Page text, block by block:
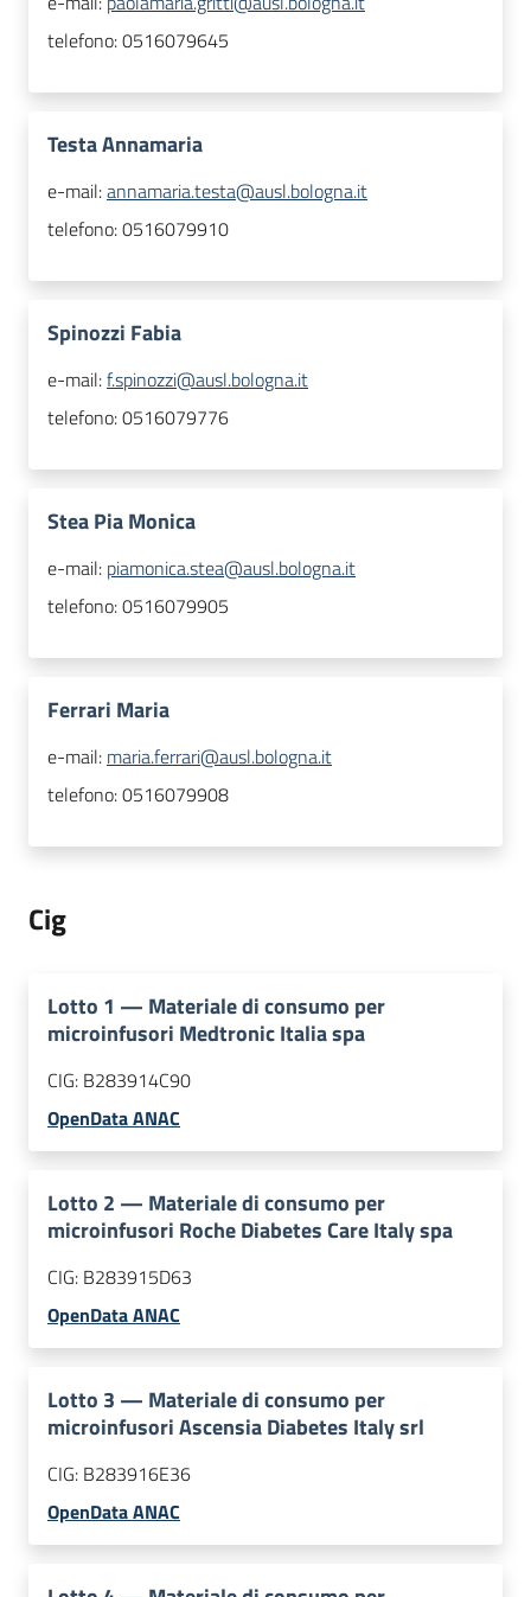
telefono:0516079645
Testa Annamaria
e-mail:annamaria.testa@ausl.bologna.it
telefono:0516079910
Spinozzi Fabia
e-mail:f.spinozzi@ausl.bologna.it
telefono:0516079776
Stea Pia Monica
e-mail: piamonica.stea@ausl.bologna.it
telefono:0516079905
Ferrari Maria
e-mail: maria.ferrari@ausl.bologna.it
telefono:0516079908
Cig
Lotto 1 — Materiale di consumo per
microinfusori Medtronic Italia spa
CIG: B283914C90
OpenData ANAC
Lotto 2 — Materiale di consumo per
microinfusori Roche Diabetes Care Italy spa
CIG: B283915D63
OpenData ANAC
Lotto 3 — Materiale di consumo per
microinfusori Ascensia Diabetes Italy srl
CIG: B283916E36
OpenData ANAC